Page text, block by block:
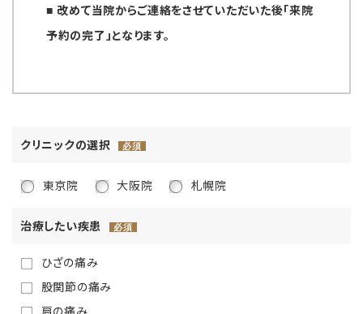
■ 改めて当院からご連絡をさせていただいた後「来院
予約の完了」となります。
クリニックの選択 必須
東京院 大阪院 札幌院
治療したい疾患 必須
ひざの痛み
股関節の痛み
肩の痛み